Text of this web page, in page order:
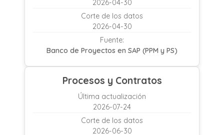
2026-04-30
Corte de los datos
2026-04-30
Fuente:
Banco de Proyectos en SAP (PPM y PS)
Procesos y Contratos
Última actualización
2026-07-24
Corte de los datos
2026-06-30